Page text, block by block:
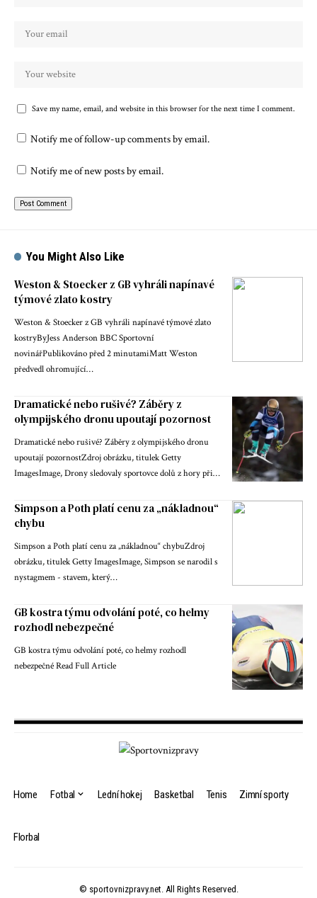
Save my name, email, and website in this browser for the next time I comment.
Notify me of follow-up comments by email.
Notify me of new posts by email.
You Might Also Like
Weston & Stoecker z GB vyhráli napínavé
týmové zlato kostry
Weston & Stoecker z GB vyhráli napínavé týmové zlato
kostryByJess Anderson BBC Sportovní
novinářPublikováno před 2 minutamiMatt Weston
předvedl ohromující…
Dramatické nebo rušivé? Záběry z
olympijského dronu upoutají pozornost
Dramatické nebo rušivé? Záběry z olympijského dronu
upoutají pozornostZdroj obrázku, titulek Getty
ImagesImage, Drony sledovaly sportovce dolů z hory při…
Simpson a Poth platí cenu za „nákladnou“
chybu
Simpson a Poth platí cenu za „nákladnou“ chybuZdroj
obrázku, titulek Getty ImagesImage, Simpson se narodil s
nystagmem - stavem, který…
GB kostra týmu odvolání poté, co helmy
rozhodl nebezpečné
GB kostra týmu odvolání poté, co helmy rozhodl
nebezpečné Read Full Article
Home Fotbal Lední hokej Basketbal Tenis Zimní sporty
Florbal
© sportovnizpravy.net. All Rights Reserved.